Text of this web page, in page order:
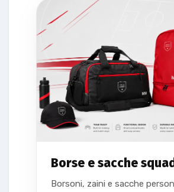
Borse e sacche
Borsoni, zaini e sacche